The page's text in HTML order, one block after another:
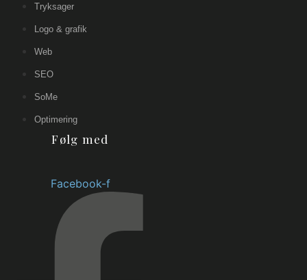
Tryksager
Logo & grafik
Web
SEO
SoMe
Optimering
Følg med
Facebook-f